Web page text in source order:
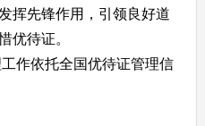
挥先锋作用，引领良好道
优待证。
作依托全国优待证管理信